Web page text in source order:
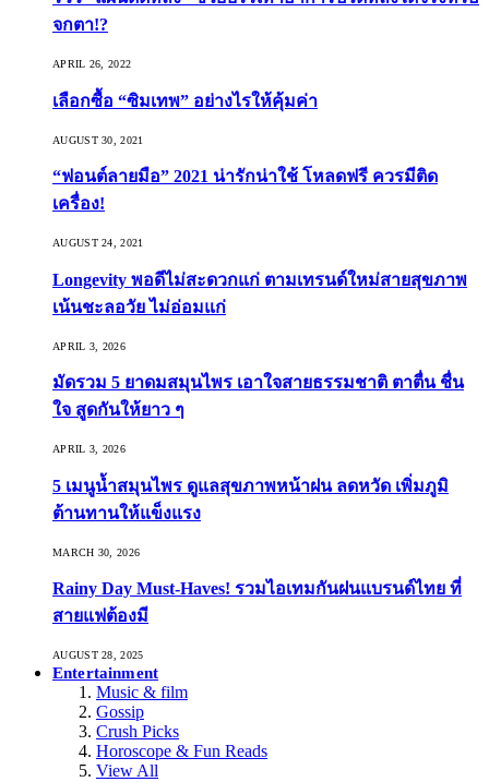
จกตา!?
APRIL 26, 2022
เลือกซื้อ “ซิมเทพ” อย่างไรให้คุ้มค่า
AUGUST 30, 2021
“ฟอนต์ลายมือ” 2021 น่ารักน่าใช้ โหลดฟรี ควรมีติด
เครื่อง!
AUGUST 24, 2021
Longevity พอดีไม่สะดวกแก่ ตามเทรนด์ใหม่สายสุขภาพ
เน้นชะลอวัย ไม่อ่อมแก่
APRIL 3, 2026
มัดรวม 5 ยาดมสมุนไพร เอาใจสายธรรมชาติ ตาตื่น ชื่น
ใจ สูดกันให้ยาว ๆ
APRIL 3, 2026
5 เมนูน้ำสมุนไพร ดูแลสุขภาพหน้าฝน ลดหวัด เพิ่มภูมิ
ต้านทานให้แข็งแรง
MARCH 30, 2026
Rainy Day Must-Haves! รวมไอเทมกันฝนแบรนด์ไทย ที่
สายแฟต้องมี
AUGUST 28, 2025
Entertainment
Music & film
Gossip
Crush Picks
Horoscope & Fun Reads
View All